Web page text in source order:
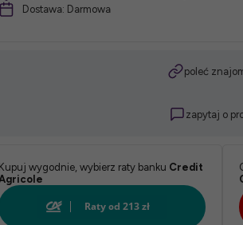
Dostawa: Darmowa
poleć
zapytaj o
Kupuj wygodnie, wybierz raty banku Credit